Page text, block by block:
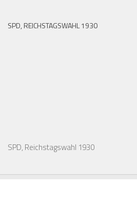
SPD, REICHSTAGSWAHL 1930
SPD, Reichstagswahl 1930